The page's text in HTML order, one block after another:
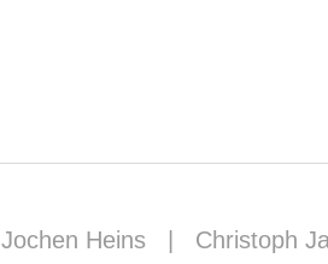
Jochen Heins Christoph